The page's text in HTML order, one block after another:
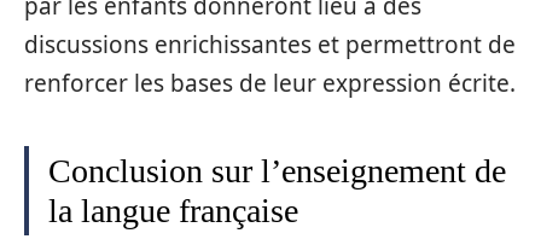
discussions enrichissantes et permettront de
renforcer les bases de leur expression écrite.
Conclusion sur l’enseignement de
la langue française